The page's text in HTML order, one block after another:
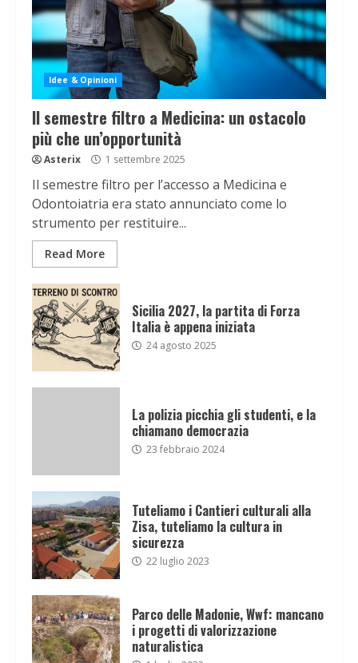
Idee & Opinioni
Il semestre filtro a Medicina: un ostacolo
più che un’opportunità
Asterix 1 settembre 2025
Il semestre filtro per l’accesso a Medicina e
Odontoiatria era stato annunciato come lo
strumento per restituire...
Read More
Sicilia 2027, la partita di Forza
Italia è appena iniziata
24 agosto 2025
La polizia picchia gli studenti, e la
chiamano democrazia
23 febbraio 2024
Tuteliamo i Cantieri culturali alla
Zisa, tuteliamo la cultura in
sicurezza
22 luglio 2023
Parco delle Madonie, Wwf: mancano
i progetti di valorizzazione
naturalistica